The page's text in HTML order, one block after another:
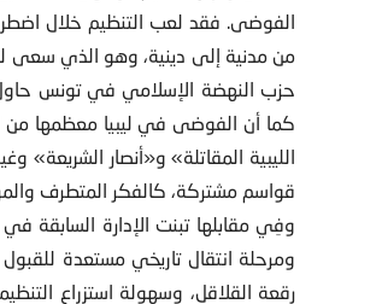
الفوضى. فقد لعب التنظيم خلال
من مدنية إلى دينية، وهو الذي سعى
حزب النهضة الإسلامي في تونس حاول
كما أن الفوضى في ليبيا معظمها من
الليبية المقاتلة» و«أنصار
قواسم مشتركة، كالفكر المتطرف
وفِي مقابلها تبنت الإدارة السابقة
ومرحلة انتقال تاريخي مستعدة
رقعة القلاقل، وسهولة استزراع